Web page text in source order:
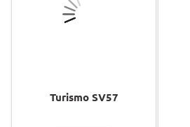
Turismo SV57